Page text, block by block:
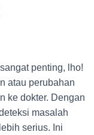
penting, lho!
atau perubahan
ke dokter. Dengan
masalah
serius. Ini